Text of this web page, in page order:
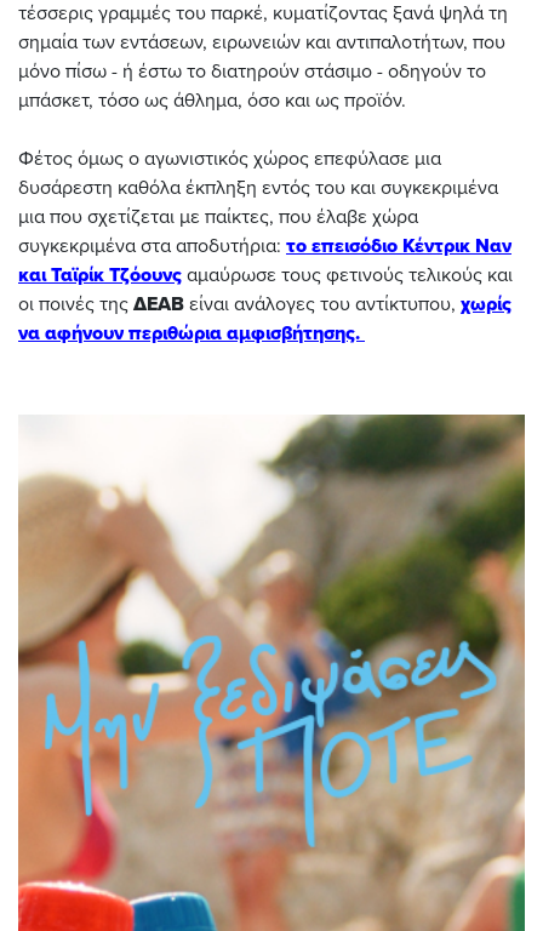
τέσσερις γραμμές του παρκέ, κυματίζοντας ξανά ψηλά τη
σημαία των εντάσεων, ειρωνειών και αντιπαλοτήτων, που
μόνο πίσω - ή έστω το διατηρούν στάσιμο - οδηγούν το
μπάσκετ, τόσο ως άθλημα, όσο και ως προϊόν.
Φέτος όμως ο αγωνιστικός χώρος επεφύλασε μια
δυσάρεστη καθόλα έκπληξη εντός του και συγκεκριμένα
μια που σχετίζεται με παίκτες, που έλαβε χώρα
συγκεκριμένα στα αποδυτήρια: το επεισόδιο Κέντρικ Ναν
και Ταϊρίκ Τζόουνς αμαύρωσε τους φετινούς τελικούς και
οι ποινές της ΔΕΑΒ είναι ανάλογες του αντίκτυπου, χωρίς
να αφήνουν περιθώρια αμφισβήτησης.